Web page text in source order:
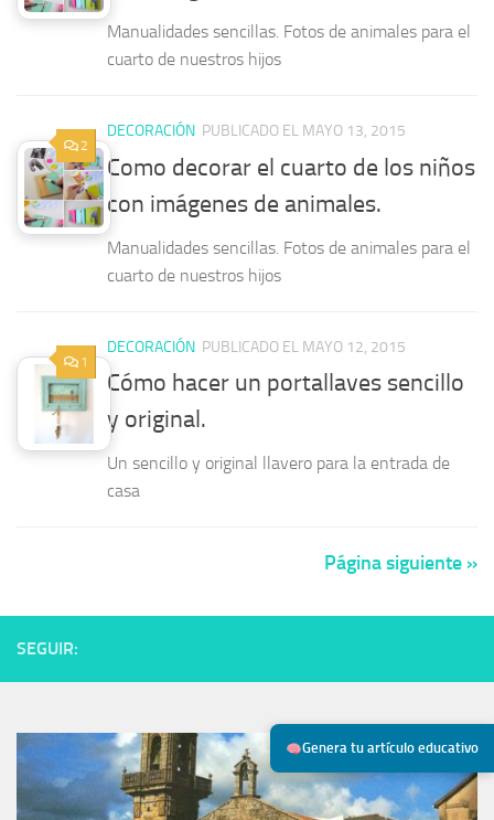
Genera tu artículo educativo
Manualidades sencillas. Fotos de animales para el
cuarto de nuestros hijos
2
DECORACIÓN PUBLICADO EL MAYO 13, 2015
Como decorar el cuarto de los niños
con imágenes de animales.
Manualidades sencillas. Fotos de animales para el
cuarto de nuestros hijos
1
DECORACIÓN PUBLICADO EL MAYO 12, 2015
Cómo hacer un portallaves sencillo
y original.
Un sencillo y original llavero para la entrada de
casa
Página siguiente »
SEGUIR: